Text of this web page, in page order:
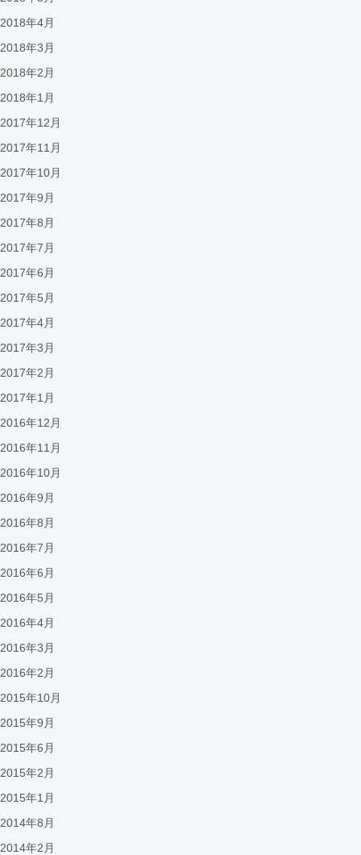
2018年4月
2018年3月
2018年2月
2018年1月
2017年12月
2017年11月
2017年10月
2017年9月
2017年8月
2017年7月
2017年6月
2017年5月
2017年4月
2017年3月
2017年2月
2017年1月
2016年12月
2016年11月
2016年10月
2016年9月
2016年8月
2016年7月
2016年6月
2016年5月
2016年4月
2016年3月
2016年2月
2015年10月
2015年9月
2015年6月
2015年2月
2015年1月
2014年8月
2014年2月